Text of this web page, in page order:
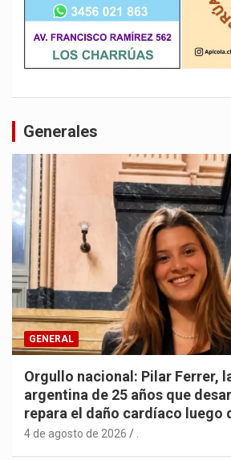
Generales
GENERAL
Orgullo nacional: Pilar Ferrer,
argentina de 25 años que
repara el daño cardíaco luego
4 de agosto de 2026